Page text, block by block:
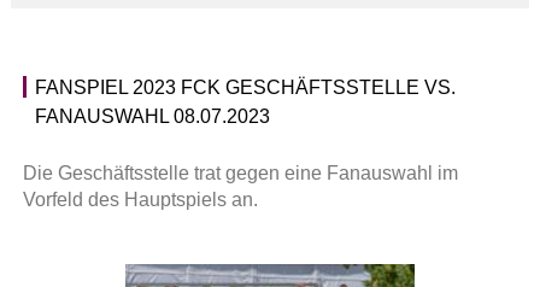
10.
i
1
C
s
FANSPIEL 2023 FCK GESCHÄFTSSTELLE VS.
FANAUSWAHL 08.07.2023
Die Geschäftsstelle trat gegen eine Fanauswahl im
Vorfeld des Hauptspiels an.